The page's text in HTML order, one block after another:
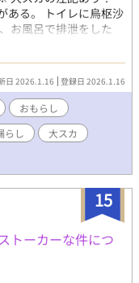
。 トイレに烏枢沙
お風呂で排泄をした
か…… ―――――――― 1
の神様）は統一です
読んでいただけます。
本意なおもらしを題材
、あるとすればゆる
【以下は章にて分類し
吐あり 【以下はタイ
プリングなし)、女
るものを指します
の他人、ただのクラ
CPですが女性が攻め
日 2026.1.16 登録日 2026.1.16
おもらし
らし
大スカ
15
トーカーな件につ